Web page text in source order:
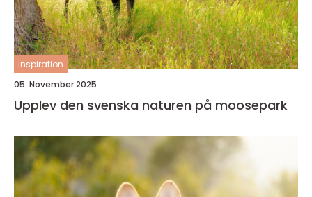
inspiration
05. November 2025
Upplev den svenska naturen på moosepark